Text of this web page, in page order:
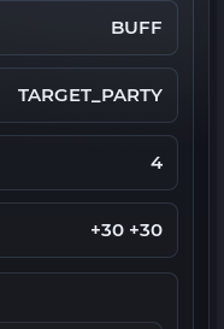
BUFF
TARGET_PARTY
4
+30 +30